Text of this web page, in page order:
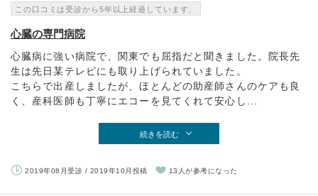
この口コミは受診から5年以上経過しています。
心臓の専門病院
心臓病に強い病院で、関東でも屈指だと聞きました。院長先
生は先日某テレビにも取り上げられていました。
こちらで出産しましたが、ほとんどの助産師さんのケアも良
く、産科医師も丁寧にエコーを見てくれて安心し...
続きを読む
2019年08月受診 / 2019年10月投稿 13人が参考になった